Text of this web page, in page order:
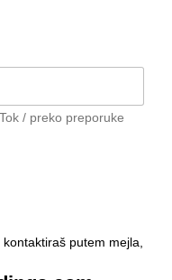
/ preko preporuke
putem mejla,